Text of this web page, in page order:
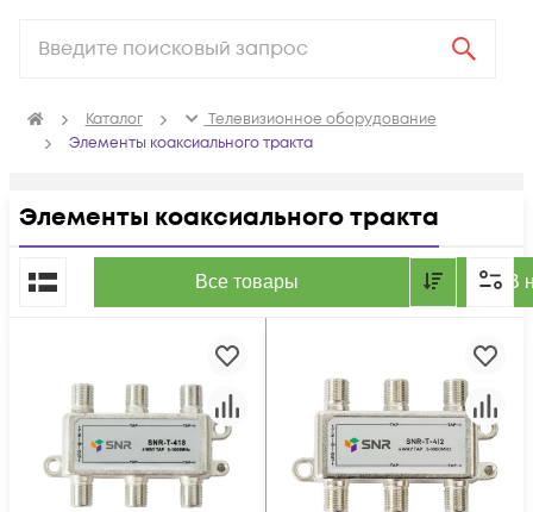
Каталог
Телевизионное оборудование
Элементы коаксиального тракта
Элементы коаксиального тракта
Все товары В
По популярности